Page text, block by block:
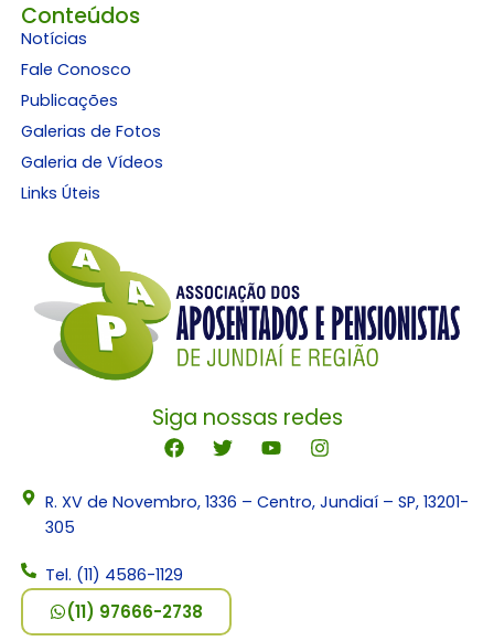
Conteúdos
Notícias
Fale Conosco
Publicações
Galerias de Fotos
Galeria de Vídeos
Links Úteis
Siga nossas redes
R. XV de Novembro, 1336 – Centro, Jundiaí – SP, 13201-
305
Tel. (11) 4586-1129
(11) 97666-2738